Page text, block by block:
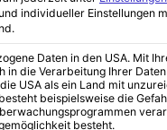
Schildträger erhebt sich
individueller Einstellungen
Daten in den USA. Mit
in die Verarbeitung Ihrer
USA als ein Land mit
beispielsweise die
besteht.